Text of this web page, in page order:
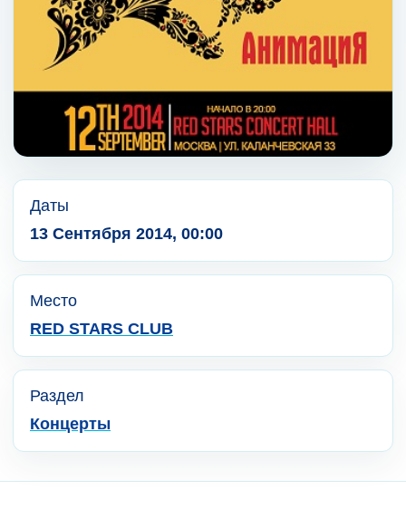
Даты
13 Сентября 2014, 00:00
Место
RED STARS CLUB
Раздел
Концерты